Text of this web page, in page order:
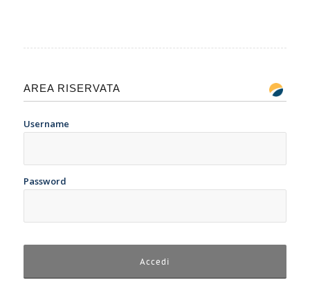
AREA RISERVATA
Username
Password